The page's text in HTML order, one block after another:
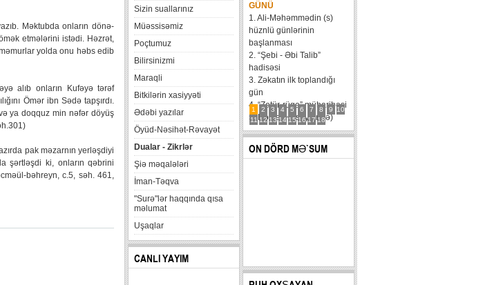
Məktubda onların dönə-
etmələrini istədi. Həzrət,
yolda onu həbs edib
alıb onların Kufəyə tərəf
Ömər ibn Sədə tapşırdı.
ya doqquz min nəfər döyüş
pak məzarnın yerləşdiyi
şərtləşdi ki, onların qəbrini
bəhreyn, c.5, səh. 461,
Sizin suallarınız
Müəssisəmiz
Poçtumuz
Bilirsinizmi
Maraqli
Bitkilərin xasiyyəti
Ədəbi yazılar
Öyüd-Nəsihət-Rəvayət
Dualar - Zikrlər
Şiə məqalələri
İman-Təqva
"Surə"lər haqqında qısa
məlumat
Uşaqlar
CANLI YAYIM
1 2 3 4 5 6 7 8 9
10
11 12 13 14 15 16 17 18
GÜNÜ
1. Ali-Məhəmmədin (s)
hüznlü günlərinin
başlanması
2. “Şebi - Əbi Talib”
hadisəsi
3. Zəkatın ilk toplandığı
gün
4. “Zatür-rüqa” müharibəsi
5. Həzrət Hüseynin (ə)
karvanının Bəni Məqatilin
qəsrinə çatması
6....
ON DÖRD MƏ`SUM